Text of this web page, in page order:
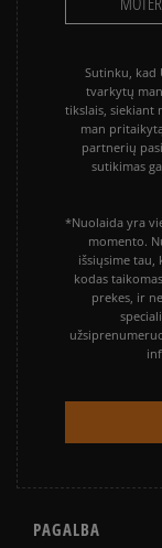
Sutinku, kad
tvarkytų
tikslais, siekiant
man
partnerių
sutikimas
*Nuolaida yra
momento.
išsiųsime
kodas
prekes, ir
PAGALBA